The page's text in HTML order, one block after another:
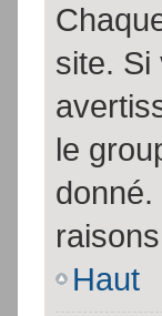
site. Si
le
Haut